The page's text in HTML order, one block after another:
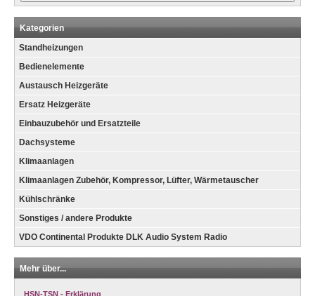
Kategorien
Standheizungen
Bedienelemente
Austausch Heizgeräte
Ersatz Heizgeräte
Einbauzubehör und Ersatzteile
Dachsysteme
Klimaanlagen
Klimaanlagen Zubehör, Kompressor, Lüfter, Wärmetauscher
Kühlschränke
Sonstiges / andere Produkte
VDO Continental Produkte DLK Audio System Radio
Mehr über...
HSN-TSN - Erklärung